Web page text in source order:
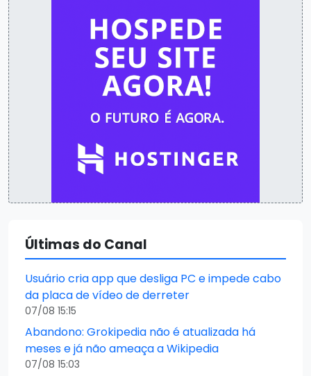
Últimas do Canal
Usuário cria app que desliga PC e impede cabo
da placa de vídeo de derreter
07/08 15:15
Abandono: Grokipedia não é atualizada há
meses e já não ameaça a Wikipedia
07/08 15:03